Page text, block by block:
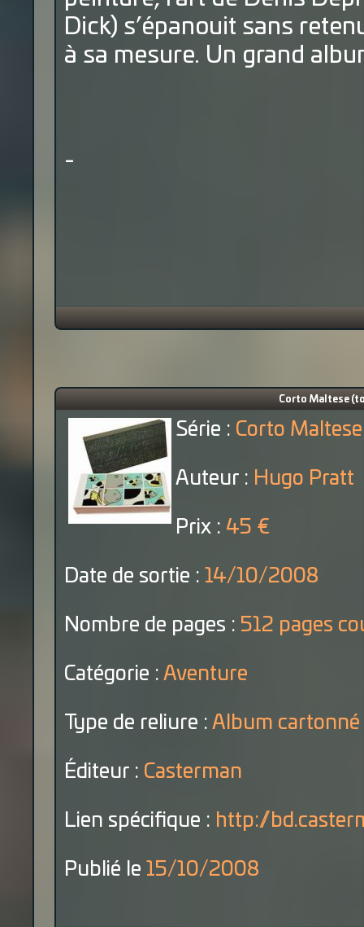
Dick) s’épanouit sans
à sa mesure. Un grand
-
Corto Maltese
Série : Corto Maltese
Auteur : Hugo Pratt
Prix : 45 €
Date de sortie : 14/10/2008
Nombre de pages : 512 pages
Catégorie : Aventure
Type de reliure : Album cartonné
Éditeur : Casterman
Lien spécifique : http://
Publié le 15/10/2008